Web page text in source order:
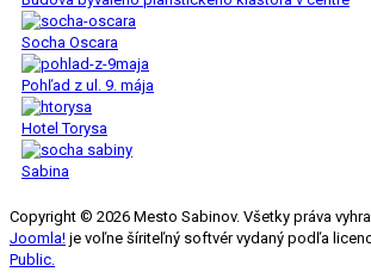
Socha Oscara
Pohľad z ul. 9. mája
Hotel Torysa
Sabina
Copyright © 2026 Mesto Sabinov. Všetky práva
Joomla! je voľne šíriteľný softvér vydaný podľa
Public.